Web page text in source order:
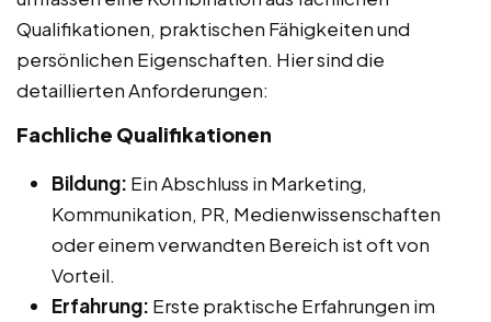
Qualifikationen, praktischen Fähigkeiten und
persönlichen Eigenschaften. Hier sind die
detaillierten Anforderungen:
Fachliche Qualifikationen
Bildung: Ein Abschluss in Marketing,
Kommunikation, PR, Medienwissenschaften
oder einem verwandten Bereich ist oft von
Vorteil.
Erfahrung: Erste praktische Erfahrungen im